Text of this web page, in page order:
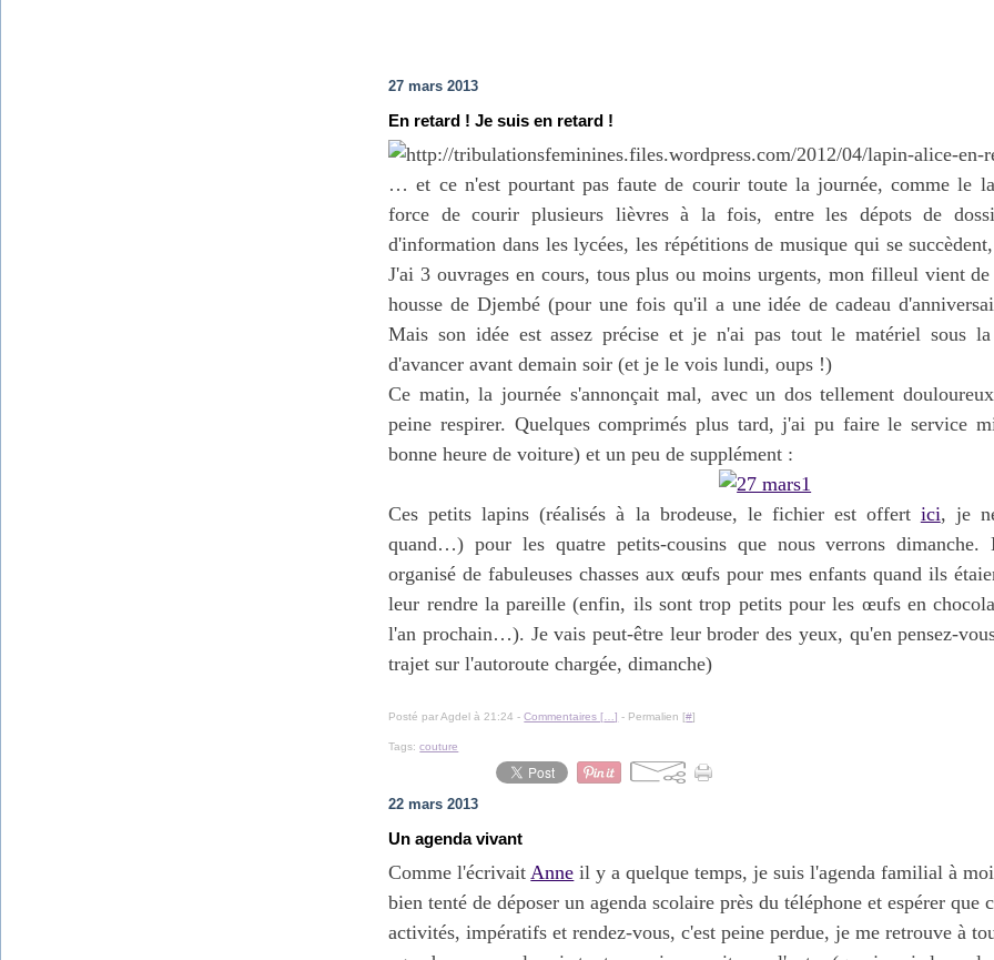
27 mars 2013
En retard ! Je suis en retard !
… et ce n'est pourtant pas faute de courir toute la journée, comme le
force de courir plusieurs lièvres à la fois, entre les dépots de
d'information dans les lycées, les répétitions de musique qui se
J'ai 3 ouvrages en cours, tous plus ou moins urgents, mon filleul vient de
housse de Djembé (pour une fois qu'il a une idée de cadeau
Mais son idée est assez précise et je n'ai pas tout le matériel sous
d'avancer avant demain soir (et je le vois lundi, oups !)
Ce matin, la journée s'annonçait mal, avec un dos tellement
peine respirer. Quelques comprimés plus tard, j'ai pu faire le service
bonne heure de voiture) et un peu de supplément :
Ces petits lapins (réalisés à la brodeuse, le fichier est offert ici, je
quand…) pour les quatre petits-cousins que nous verrons dimanche.
organisé de fabuleuses chasses aux œufs pour mes enfants quand ils
leur rendre la pareille (enfin, ils sont trop petits pour les œufs en
l'an prochain…). Je vais peut-être leur broder des yeux, qu'en pensez-
trajet sur l'autoroute chargée, dimanche)
Posté par Agdel à 21:24 -Commentaires [ …] - Permalien [#]
Tags:couture
22 mars 2013
Un agenda vivant
Comme l'écrivaitAnne il y a quelque temps, je suis l'agenda familial à
bien tenté de déposer un agenda scolaire près du téléphone et espérer que
activités, impératifs et rendez-vous, c'est peine perdue, je me retrouve à